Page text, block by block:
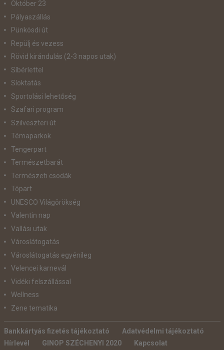
Október 23
Pályaszállás
Pünkösdi út
Repülj és vezess
Rövid kirándulás (2-3 napos utak)
Síbérlettel
Síoktatás
Sportolási lehetőség
Szafari program
Szilveszteri út
Témaparkok
Tengerpart
Természetbarát
Természeti csodák
Tópart
UNESCO Világörökség
Valentin nap
Vallási utak
Városlátogatás
Városlátogatás egyénileg
Velencei karnevál
Vidéki felszállással
Wellness
Zene tematika
Bankkártyás fizetés tájékoztató
Adatvédelmi tájékoztató
Hírlevél
GINOP SZÉCHENYI 2020
Kapcsolat